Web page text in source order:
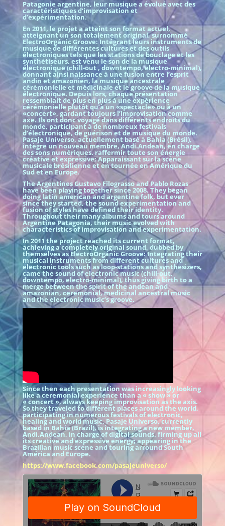
Patagonie argentine, leur musique a évolué avec des
caractéristiques d’improvisation et
d’expérimentation.
En 2011, le projet a atteint son format actuel,
atteignant un son totalement original, surnommé
ElectroOrgánic Groove: Intégrant leurs instruments de
musique de différentes cultures et des outils
électroniques tels que les stations de bouclage et les
synthétiseurs, est venu le son de la musique
électronique (chill-out , downtempo, electro-minimal),
donnant ainsi naissance à une fusion entre l’esprit
andin et amazonien, la musique ancestrale
cérémonielle et médicinale et le groove de la musique
électronique. Depuis lors, chaque présentation
ressemblait de plus en plus à une expérience
cérémonielle plutôt qu’à un «spectacle» ou à un
«concert», gardant toujours l’improvisation comme
axe. Ils ont donc voyagé dans différents endroits du
monde, participant à de nombreux festivals
d’électronique, de guérison et de musique du monde.
Pasaje Universo, actuellement basé à Bahia (Brésil),
intègre un nouveau membre, Andi.Andean, en charge
des sons numériques. raffermir toute son énergie
créative et expressive; Apparaissant sur la scène
musicale brésilienne et en tournée en Amérique du
Sud et en Europe.
The Argentines Gustavo Filograsso and Pablo Rozas
have been playing together since 2008. They began
doing latin american and argentine folk, but ever
since they started, the sound experimentation and
fusion of styles have defined their identity.
Throughout their many albums and tours around
Argentine Patagonia, their music evolved with
characteristics of improvisation and experimentation.
In 2011 the project reached its current format,
achieving a completely original sound, dubbed by
themselves as ElectroOrgánic Groove: Integrating their
musical instruments from different cultures and
electronic tools such as loop-stations and synthesizers,
came the sound of electronic music (chill-out,
downtempo, electro-minimal), thus giving birth to a
merge between the spirit of the andean and
amazonian, ceremonial, medicinal ancestral music
and the electronic music’s groove.
Since then each presentation was increasingly looking
like a ceremonial experience than a « show » or
« concert », always keeping improvisation as the axis.
So they traveled to different places around the world,
participating in numerous festivals of electronic,
healing and world music. Pasaje Universo, currently
based in Bahia (Brazil), is integrating a new member,
Andi.Andean, in charge of digital sounds. firming up all
its creative and expressive energy; appearing in the
Brazilian music scene and touring arround South
América and Europe.
https://www.facebook.com/pasajeuniverso/